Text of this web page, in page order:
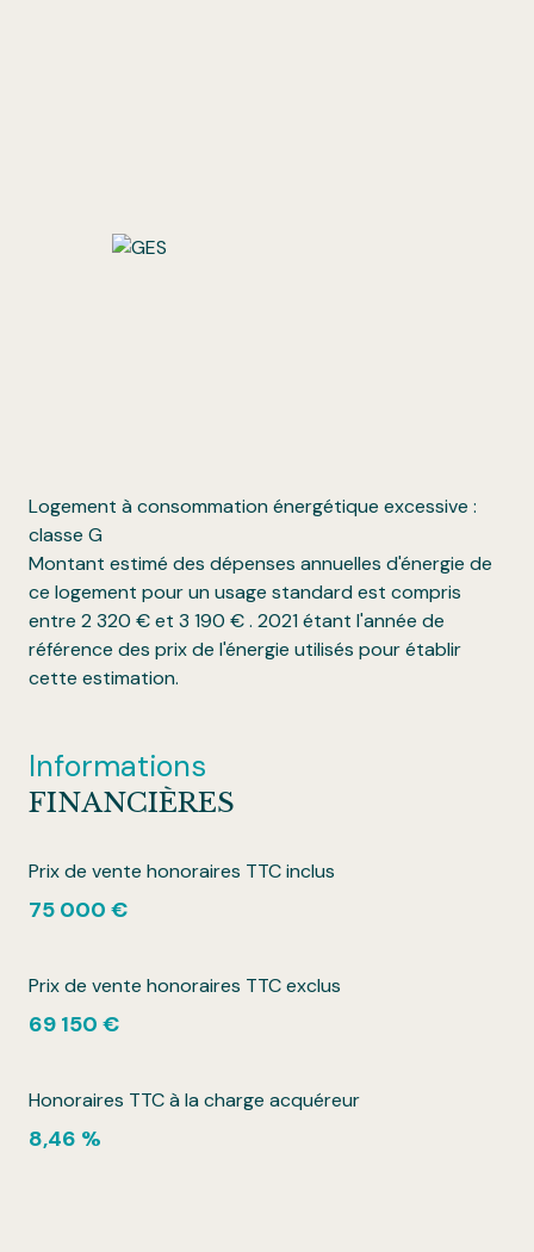
Logement à consommation énergétique excessive :
classe G
Montant estimé des dépenses annuelles d'énergie de
ce logement pour un usage standard est compris
entre 2 320 € et 3 190 € . 2021 étant l'année de
référence des prix de l'énergie utilisés pour établir
cette estimation.
Informations
FINANCIÈRES
Prix de vente honoraires TTC inclus
75 000 €
Prix de vente honoraires TTC exclus
69 150 €
Honoraires TTC à la charge acquéreur
8,46 %